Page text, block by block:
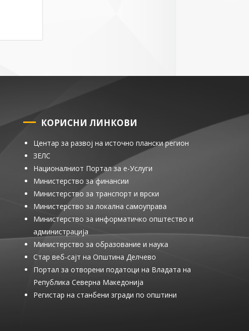
КОРИСНИ ЛИНКОВИ
Центар за развој на источно плански регион
ЗЕЛС
Националниот Портал за е-Услуги
Министерство за финансии
Министерство за транспорт и врски
Министерство за локална самоуправа
Министерство за информатичко општество и
администрација
Министерство за образование и наука
Стар веб-сајт на Општина Делчево
Портал за отворени податоци на Владата на
Република Северна Македонија
Регистар на станбени згради по општини